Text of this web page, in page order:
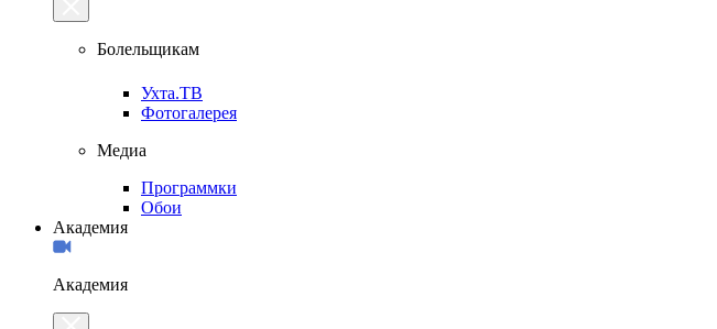
Болельщикам
Ухта.ТВ
Фотогалерея
Медиа
Программки
Обои
Академия
Академия